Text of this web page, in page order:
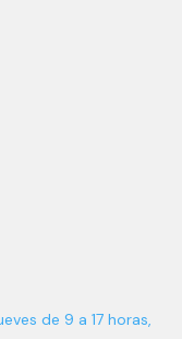
de 9 a 17 horas,